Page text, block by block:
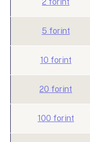
5 forint
10 forint
20 forint
100 forint